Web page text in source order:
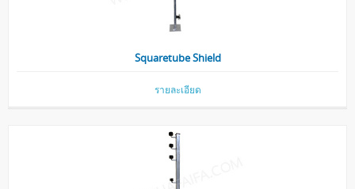
Squaretube Shield
รายละเอียด